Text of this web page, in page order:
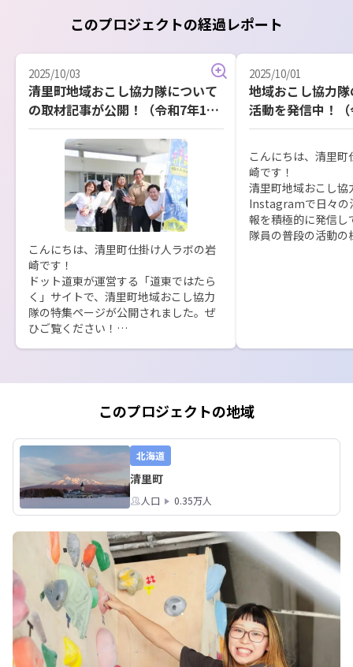
このプロジェクトの経過レポート
2025/10/03
清里町地域おこし協力隊について
の取材記事が公開！（令和7年10
月3日更新）
こんにちは、清里町仕掛け人ラボの岩
崎です！
ドット道東が運営する「道東ではたら
く」サイトで、清里町地域おこし協力
隊の特集ページが公開されました。ぜ
ひご覧ください！
2025/10/01
地域おこし協力
活動を発信中！
更新）
こんにちは、清里
崎です！
清里町地域おこし協
Instagramで日々の
報を積極的に発信し
隊員の普段の活動
このプロジェクトの地域
北海道
清里町
人口 0.35万人